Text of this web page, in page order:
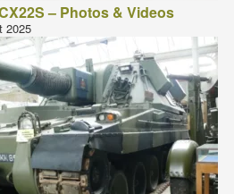
– Photos & Videos
2025